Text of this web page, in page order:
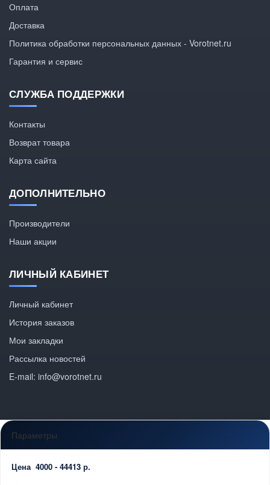
Оплата
Доставка
Политика обработки персональных данных - Vorotnet.ru
Гарантия и сервис
СЛУЖБА ПОДДЕРЖКИ
Контакты
Возврат товара
Карта сайта
ДОПОЛНИТЕЛЬНО
Производители
Наши акции
ЛИЧНЫЙ КАБИНЕТ
Личный кабинет
История заказов
Мои закладки
Рассылка новостей
E-mail: info@vorotnet.ru
Параметры
Цена 4000 - 44413 р.